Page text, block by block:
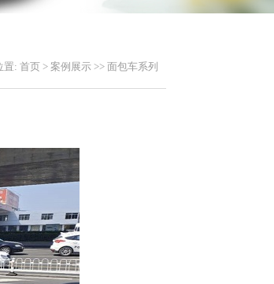
置: 首页 > 案例展示 >> 面包车系列